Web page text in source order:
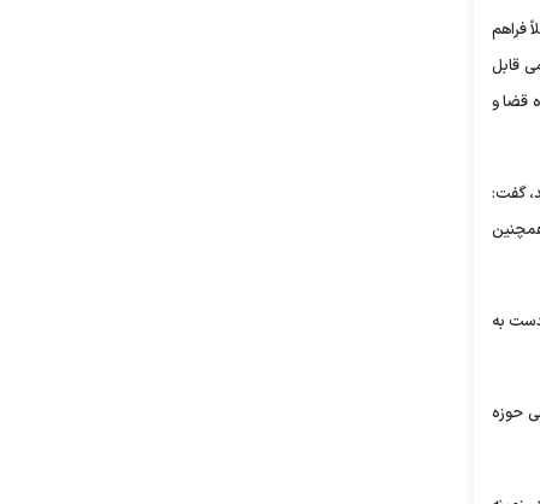
فراهم
قابل
قضا و
گفت:
به
حوزه